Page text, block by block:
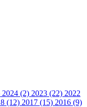
2024 (2) 2023 (22) 2022
(12) 2017 (15) 2016 (9)